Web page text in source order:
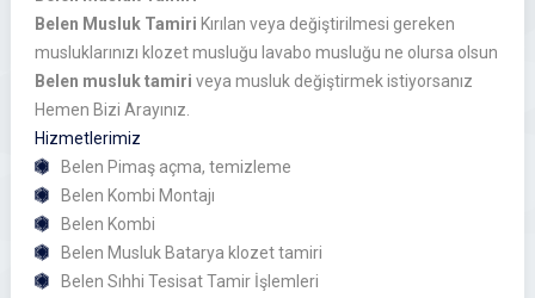
Belen Musluk Tamiri Kırılan veya değiştirilmesi gereken
musluklarınızı klozet musluğu lavabo musluğu ne olursa olsun
Belen musluk tamiri veya musluk değiştirmek istiyorsanız
Hemen Bizi Arayınız.
Hizmetlerimiz
Belen Pimaş açma, temizleme
Belen Kombi Montajı
Belen Kombi
Belen Musluk Batarya klozet tamiri
Belen Sıhhi Tesisat Tamir İşlemleri